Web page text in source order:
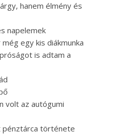
hanem élmény és
napelemek
egy kis diákmunka
is adtam a
volt az autógumi
pénztárca története